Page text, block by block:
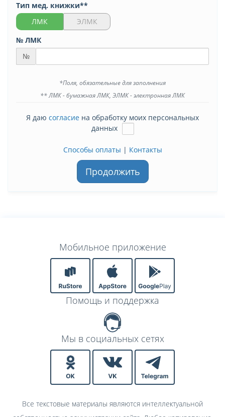
Тип мед. книжки**
ЛМК
ЭЛМК
№ ЛМК
№
*Поля, обязательные для заполнения
** ЛМК - бумажная ЛМК, ЭЛМК - электронная ЛМК
Я даю согласие на обработку моих персональных
данных
Способы оплаты | Контакты
Продолжить
Мобильное приложение
Помощь и поддержка
Мы в социальных сетях
Все текстовые материалы являются интеллектуальной